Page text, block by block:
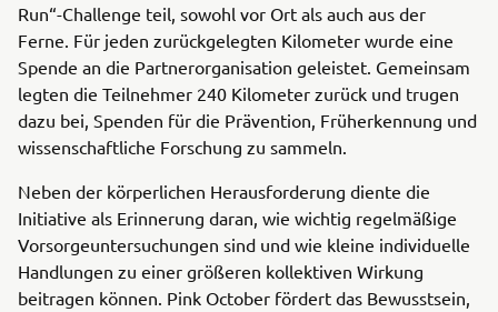
Run“-Challenge teil, sowohl vor Ort als auch aus der
Ferne. Für jeden zurückgelegten Kilometer wurde eine
Spende an die Partnerorganisation geleistet. Gemeinsam
legten die Teilnehmer 240 Kilometer zurück und trugen
dazu bei, Spenden für die Prävention, Früherkennung und
wissenschaftliche Forschung zu sammeln.
Neben der körperlichen Herausforderung diente die
Initiative als Erinnerung daran, wie wichtig regelmäßige
Vorsorgeuntersuchungen sind und wie kleine individuelle
Handlungen zu einer größeren kollektiven Wirkung
beitragen können. Pink October fördert das Bewusstsein,